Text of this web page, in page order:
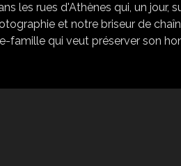
les rues d'Athènes qui, un jour,
et notre briseur de
famille qui veut préserver son